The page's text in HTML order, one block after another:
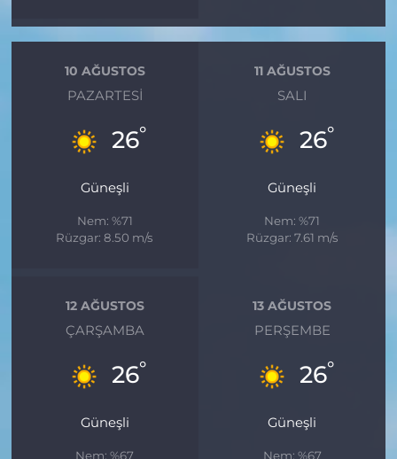
10 AĞUSTOS
PAZARTESI
26°
Güneşli
Nem: %71
Rüzgar: 8.50 m/s
11 AĞUSTOS
SALI
26°
Güneşli
Nem: %71
Rüzgar: 7.61 m/s
12 AĞUSTOS
ÇARŞAMBA
26°
Güneşli
Nem: %67
13 AĞUSTOS
PERŞEMBE
26°
Güneşli
Nem: %67